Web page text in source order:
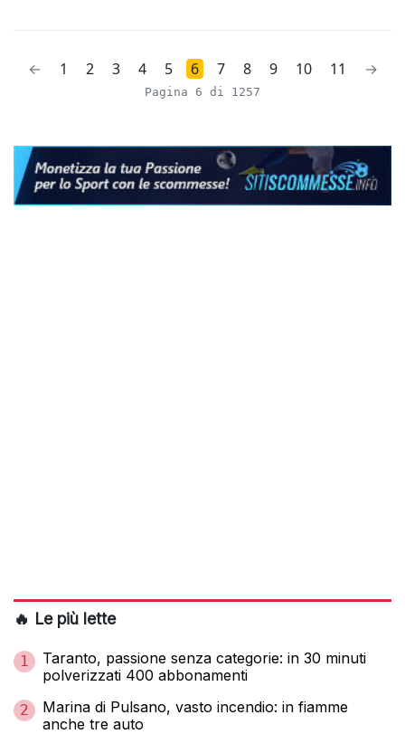
← 1 2 3 4 5 6 7 8 9 10 11 →
Pagina 6 di 1257
🔥 Le più lette
1
Taranto, passione senza categorie: in 30 minuti
polverizzati 400 abbonamenti
2
Marina di Pulsano, vasto incendio: in fiamme
anche tre auto